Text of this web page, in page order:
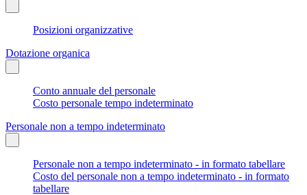
Posizioni organizzative
Dotazione organica
Conto annuale del personale
Costo personale tempo indeterminato
Personale non a tempo indeterminato
Personale non a tempo indeterminato - in formato tabellare
Costo del personale non a tempo indeterminato - in formato
tabellare